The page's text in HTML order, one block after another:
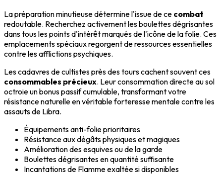
La préparation minutieuse détermine l'issue de ce combat
redoutable. Recherchez activement les boulettes dégrisantes
dans tous les points d'intérêt marqués de l'icône de la folie. Ces
emplacements spéciaux regorgent de ressources essentielles
contre les afflictions psychiques.
Les cadavres de cultistes près des tours cachent souvent ces
consommables précieux. Leur consommation directe au sol
octroie un bonus passif cumulable, transformant votre
résistance naturelle en véritable forteresse mentale contre les
assauts de Libra.
Équipements anti-folie prioritaires
Résistance aux dégâts physiques et magiques
Amélioration des esquives ou de la garde
Boulettes dégrisantes en quantité suffisante
Incantations de Flamme exaltée si disponibles